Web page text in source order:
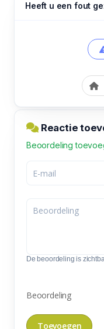
Heeft u een fout
Reactie
Beoordeling
De beoordeling is
Beoordeling